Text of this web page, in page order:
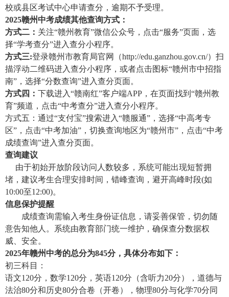
校或县区考试中心申请查分，逾期不予受理。
2025赣州中考成绩其他查询方式：
方式二： 关注“赣州教育”微信公众号，点击“服务”页面，选
择“学考查分”进入查分小程序。
方式三:登录赣州市教育局官网（http://edu.ganzhou.gov.cn/）扫
描浮动二维码进入查分小程序，或者点击图标“赣州市中招指
南”，选择“分数查询”进入查分页面。
方式四： 下载进入“赣南红”客户端APP，在页面找到“赣州教
育”频道，点击“中考查分”进入查分小程序。
方式五：通过“支付宝”搜索进入“赣服通”，选择“中高考专
区”，点击“中考加油”，切换查询地区为“赣州市”，点击“中考
成绩查询”进入查分页面。
查询建议
由于初始开放阶段访问人数较多，系统可能出现短暂拥
堵，建议考生合理安排时间，错峰查询，避开高峰时段(如
10:00至12:00)。
信息保护提醒
成绩查询需输入考生身份证信息，请妥善保管，切勿随
意告知他人。系统由教育部门统一维护，确保查分数据权
威、安全。
2025年赣州中考的总分为845分，具体分布如下：
初三科目：
‌语文120分，数学120分，英语120分（含听力20分），道德与
法治80分和历史80分合卷（开卷），物理80分与化学70分同